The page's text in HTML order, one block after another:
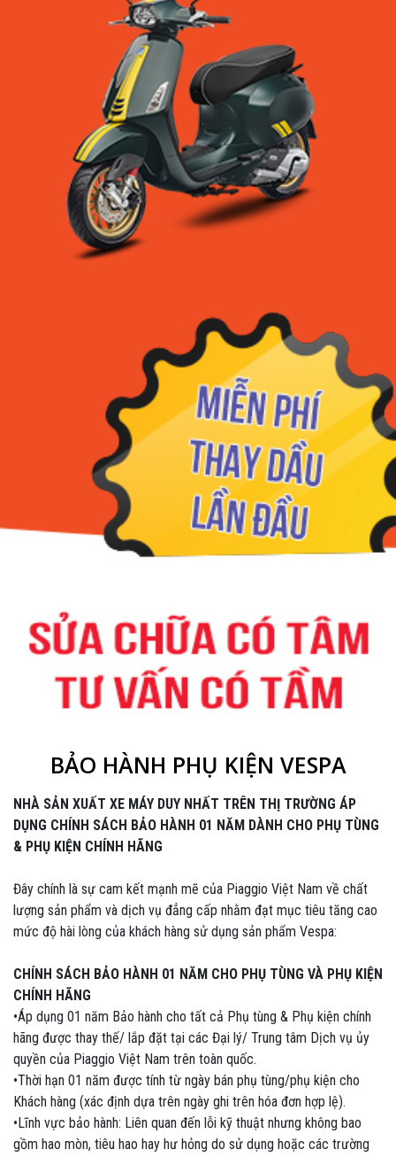
BẢO HÀNH PHỤ KIỆN VESPA
NHÀ SẢN XUẤT XE MÁY DUY NHẤT TRÊN THỊ TRƯỜNG ÁP
DỤNG CHÍNH SÁCH BẢO HÀNH 01 NĂM DÀNH CHO PHỤ TÙNG
& PHỤ KIỆN CHÍNH HÃNG
Đây chính là sự cam kết mạnh mẽ của Piaggio Việt Nam về chất
lượng sản phẩm và dịch vụ đẳng cấp nhằm đạt mục tiêu tăng cao
mức độ hài lòng của khách hàng sử dụng sản phẩm Vespa:
CHÍNH SÁCH BẢO HÀNH 01 NĂM CHO PHỤ TÙNG VÀ PHỤ KIỆN
CHÍNH HÃNG
•Áp dụng 01 năm Bảo hành cho tất cả Phụ tùng & Phụ kiện chính
hãng được thay thế/ lắp đặt tại các Đại lý/ Trung tâm Dịch vụ ủy
quyền của Piaggio Việt Nam trên toàn quốc.
•Thời hạn 01 năm được tính từ ngày bán phụ tùng/phụ kiện cho
Khách hàng (xác định dựa trên ngày ghi trên hóa đơn hợp lệ).
•Lĩnh vực bảo hành: Liên quan đến lỗi kỹ thuật nhưng không bao
gồm hao mòn, tiêu hao hay hư hỏng do sử dụng hoặc các trường